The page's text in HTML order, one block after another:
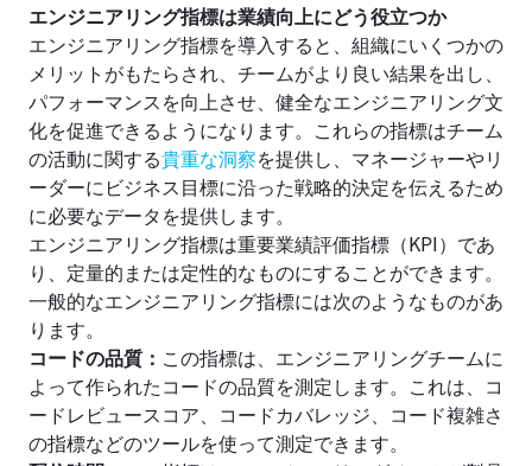
エンジニアリング指標は業績向上にどう役立つか
エンジニアリング指標を導入すると、組織にいくつかの
メリットがもたらされ、チームがより良い結果を出し、
パフォーマンスを向上させ、健全なエンジニアリング文
化を促進できるようになります。これらの指標はチーム
の活動に関する貴重な洞察を提供し、マネージャーやリ
ーダーにビジネス目標に沿った戦略的決定を伝えるため
に必要なデータを提供します。
エンジニアリング指標は重要業績評価指標（KPI）であ
り、定量的または定性的なものにすることができます。
一般的なエンジニアリング指標には次のようなものがあ
ります。
コードの品質： この指標は、エンジニアリングチームに
よって作られたコードの品質を測定します。これは、コ
ードレビュースコア、コードカバレッジ、コード複雑さ
の指標などのツールを使って測定できます。